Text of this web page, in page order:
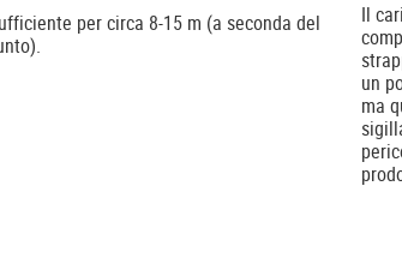
per circa 8-15 m (a seconda del
Il
un
ma